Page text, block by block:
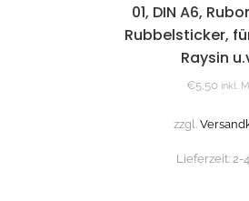
01, DIN A6,
Rubbelsticker,
Raysin
€5,50 inkl.
zzgl.
Lieferzeit: 2-